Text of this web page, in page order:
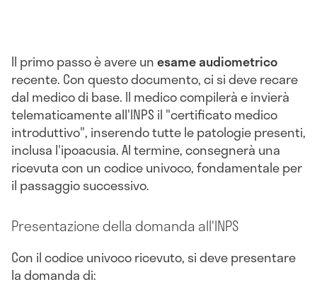
Il primo passo è avere unesame audiometrico
recente. Con questo documento, ci si deve recare
dal medico di base. Il medico compilerà e invierà
telematicamente all'INPS il "certificato medico
introduttivo", inserendo tutte le patologie presenti,
inclusa l'ipoacusia. Al termine, consegnerà una
ricevuta con un codice univoco, fondamentale per
il passaggio successivo.
Presentazione della domanda all'INPS
Con il codice univoco ricevuto, si deve presentare
la domanda di: